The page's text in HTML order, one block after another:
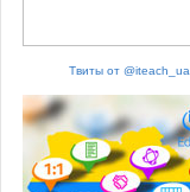
Твиты от @iteach_ua